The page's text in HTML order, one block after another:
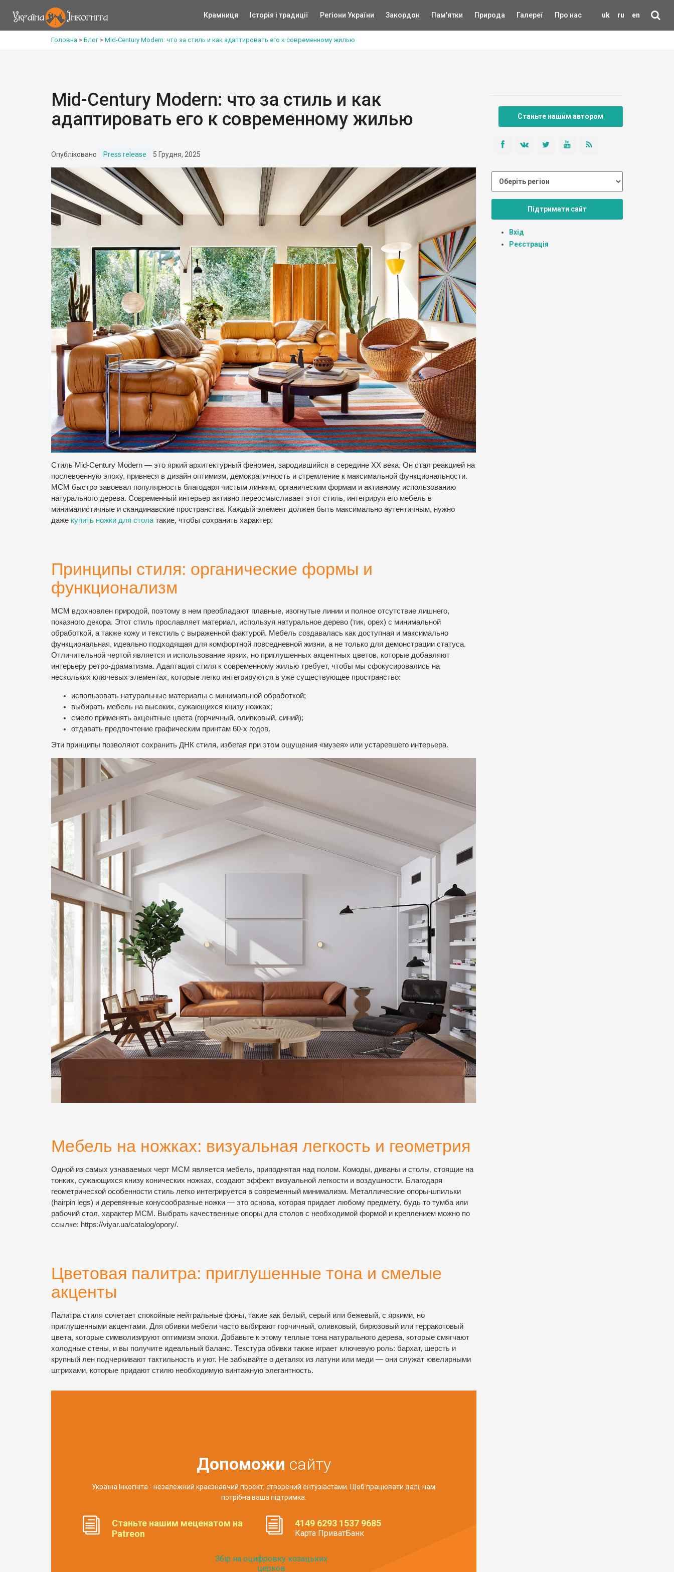
uk ru en
Крамниця Історія і традиції Регіони України Закордон Пам'ятки Природа Галереї Про нас
Головна > Блог> Mid-Century Modern: что за стиль и как адаптировать его к современному жилью
Mid-Century Modern: что за стиль и как
адаптировать его к современному жилью
Опубліковано Press release 5 Грудня, 2025
Стиль Mid-Century Modern — это яркий архитектурный феномен, зародившийся в середине XX века. Он стал реакцией на
послевоенную эпоху, привнеся в дизайн оптимизм, демократичность и стремление к максимальной функциональности.
MCM быстро завоевал популярность благодаря чистым линиям, органическим формам и активному использованию
натурального дерева. Современный интерьер активно переосмысливает этот стиль, интегрируя его мебель в
минималистичные и скандинавские пространства. Каждый элемент должен быть максимально аутентичным, нужно
даже купить ножки для столатакие, чтобы сохранить характер.
Принципы стиля: органические формы и
функционализм
MCM вдохновлен природой, поэтому в нем преобладают плавные, изогнутые линии и полное отсутствие лишнего,
показного декора. Этот стиль прославляет материал, используя натуральное дерево (тик, орех) с минимальной
обработкой, а также кожу и текстиль с выраженной фактурой. Мебель создавалась как доступная и максимально
функциональная, идеально подходящая для комфортной повседневной жизни, а не только для демонстрации статуса.
Отличительной чертой является и использование ярких, но приглушенных акцентных цветов, которые добавляют
интерьеру ретро-драматизма. Адаптация стиля к современному жилью требует, чтобы мы сфокусировались на
нескольких ключевых элементах, которые легко интегрируются в уже существующее пространство:
использовать натуральные материалы с минимальной обработкой;
выбирать мебель на высоких, сужающихся книзу ножках;
смело применять акцентные цвета (горчичный, оливковый, синий);
отдавать предпочтение графическим принтам 60-х годов.
Эти принципы позволяют сохранить ДНК стиля, избегая при этом ощущения «музея» или устаревшего интерьера.
Мебель на ножках: визуальная легкость и геометрия
Одной из самых узнаваемых черт MCM является мебель, приподнятая над полом. Комоды, диваны и столы, стоящие на
тонких, сужающихся книзу конических ножках, создают эффект визуальной легкости и воздушности. Благодаря
геометрической особенности стиль легко интегрируется в современный минимализм. Металлические опоры-шпильки
(hairpin legs) и деревянные конусообразные ножки — это основа, которая придает любому предмету, будь то тумба или
рабочий стол, характер MCM. Выбрать качественные опоры для столов с необходимой формой и креплением можно по
ссылке: https://viyar.ua/catalog/opory/.
Цветовая палитра: приглушенные тона и смелые
акценты
Палитра стиля сочетает спокойные нейтральные фоны, такие как белый, серый или бежевый, с яркими, но
приглушенными акцентами. Для обивки мебели часто выбирают горчичный, оливковый, бирюзовый или терракотовый
цвета, которые символизируют оптимизм эпохи. Добавьте к этому теплые тона натурального дерева, которые смягчают
холодные стены, и вы получите идеальный баланс. Текстура обивки также играет ключевую роль: бархат, шерсть и
крупный лен подчеркивают тактильность и уют. Не забывайте о деталях из латуни или меди — они служат ювелирными
штрихами, которые придают стилю необходимую винтажную элегантность.
Допоможи сайту
Україна Інкогніта - незалежний краєзнавчий проект, створений ентузіастами. Щоб працювати далі, нам
потрібна ваша підтримка.
Станьте нашим меценатом на
Patreon
4149 6293 1537 9685
Карта ПриватБанк
Збір на оцифровку козацьких
церков
Станьте нашим автором
Підтримати сайт
Вхід
Реєстрація